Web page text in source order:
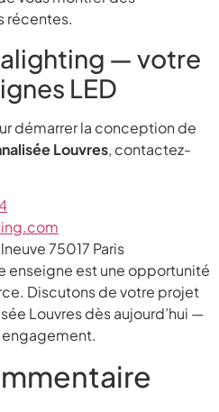
récentes.
— votre
LED
démarrer la conception de
Louvres, contactez-
75017 Paris
enseigne est une opportunité
Discutons de votre projet
Louvres dès aujourd’hui —
engagement.